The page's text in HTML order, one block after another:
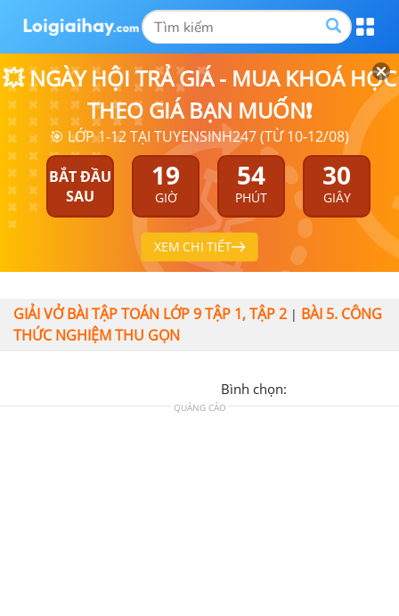
💥 NGÀY HỘI TRẢ GIÁ - MUA KHOÁ HỌC
THEO GIÁ BẠN MUỐN❗
🎯 LỚP 1-12 TẠI TUYENSINH247 (TỪ 10-12/08)
BẮT ĐẦU
SAU
19
GIỜ
54
PHÚT
30
GIÂY
XEM CHI TIẾT
GIẢI VỞ BÀI TẬP TOÁN LỚP 9 TẬP 1, TẬP 2 | BÀI 5. CÔNG
THỨC NGHIỆM THU GỌN
Bình chọn:
QUẢNG CÁO